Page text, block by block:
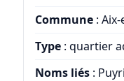
Commune: Aix-
Type: quartier
Noms liés: